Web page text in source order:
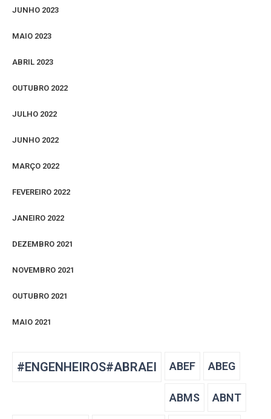
JUNHO 2023
MAIO 2023
ABRIL 2023
OUTUBRO 2022
JULHO 2022
JUNHO 2022
MARÇO 2022
FEVEREIRO 2022
JANEIRO 2022
DEZEMBRO 2021
NOVEMBRO 2021
OUTUBRO 2021
MAIO 2021
#ENGENHEIROS#ABRAEI ABEF ABEG
ABMS ABNT